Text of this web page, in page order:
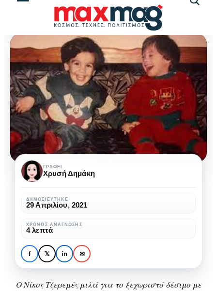
Νίκος & Γιώργος: Δύο
αχώριστα αδέρφια
Νίκος
Γιώργος:
Δύο
αχώριστα
αδέρφια
ΓΡΆΦΕΙ
Χρυσή Δημάκη
ΔΗΜΟΣΙΕΎΤΗΚΕ
29 Απριλίου, 2021
ΧΡΌΝΟΣ ΑΝΆΓΝΩΣΗΣ
4 λεπτά
f 𝕏 in ✉
Ο Νίκος Τζερεμές μιλά για το ξεχωριστό δέσιμο με